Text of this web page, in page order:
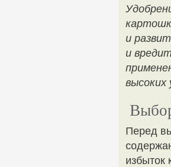
и
и
высоких
Перед
избыток